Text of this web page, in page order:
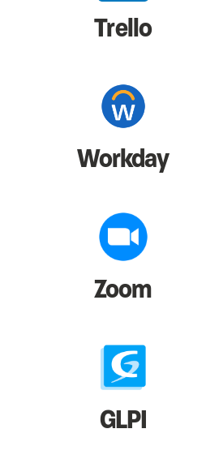
Trello
Workday
Zoom
GLPI